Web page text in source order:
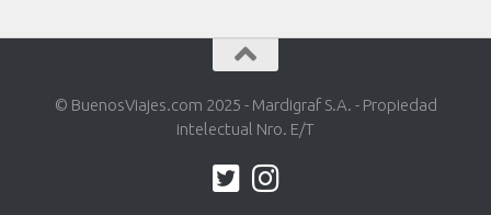
© BuenosViajes.com 2025 - Mardigraf S.A. - Propiedad
intelectual Nro. E/T